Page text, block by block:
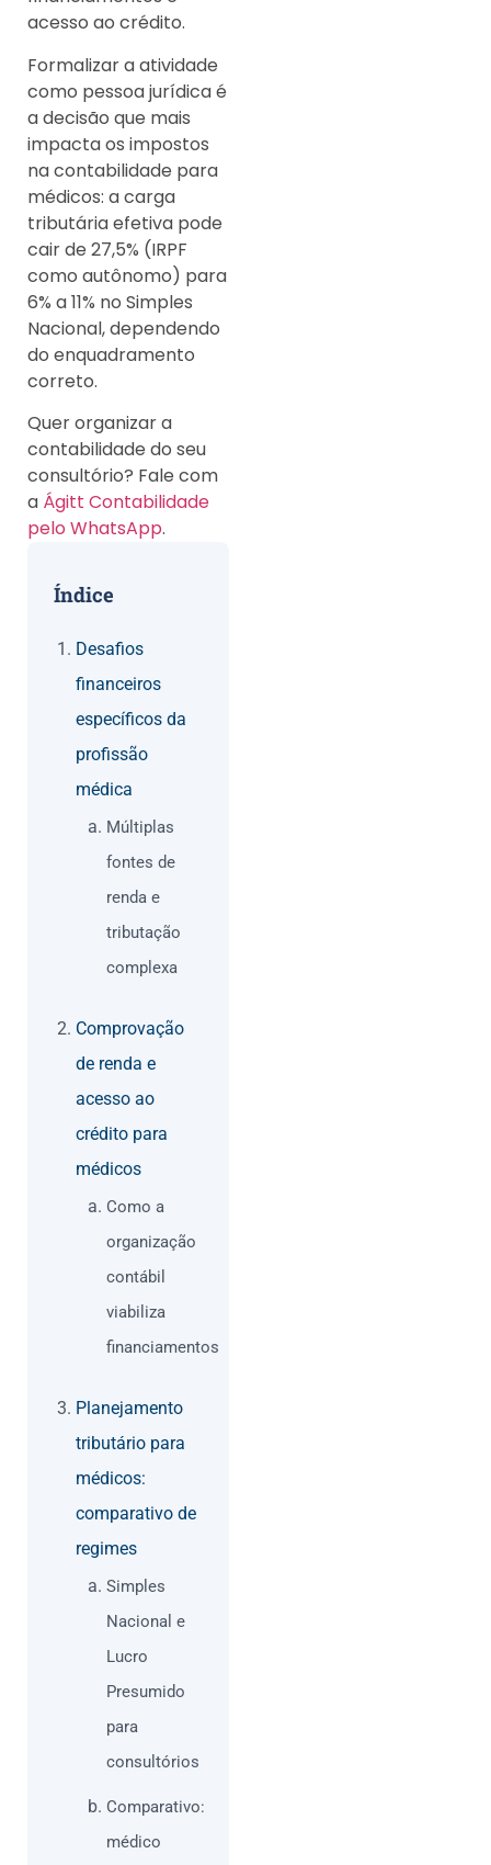
acesso ao crédito.
Formalizar a atividade
como pessoa jurídica é
a decisão que mais
impacta os impostos
na contabilidade para
médicos: a carga
tributária efetiva pode
cair de 27,5% (IRPF
como autônomo) para
6% a 11% no Simples
Nacional, dependendo
do enquadramento
correto.
Quer organizar a
contabilidade do seu
consultório? Fale com
a Ágitt Contabilidade
pelo WhatsApp.
Índice
Desafios
financeiros
específicos da
profissão
médica
Múltiplas
fontes de
renda e
tributação
complexa
Comprovação
de renda e
acesso ao
crédito para
médicos
Como a
organização
contábil
viabiliza
financiamentos
Planejamento
tributário para
médicos:
comparativo de
regimes
Simples
Nacional e
Lucro
Presumido
para
consultórios
Comparativo:
médico